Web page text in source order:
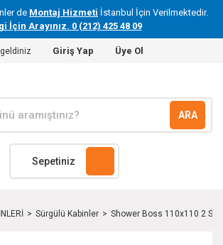
de Montaj Hizmeti İstanbul İçin Verilmektedir.
İçin Arayınız. 0 (212) 425 48 09
Giriş Yap Üye Ol
ARA
Sepetiniz
Sürgülü Kabinler Shower Boss 110x110 2